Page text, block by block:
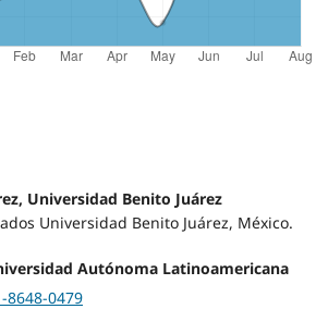
Universidad Benito Juárez
Universidad Benito Juárez, México.
Autónoma Latinoamericana
0479